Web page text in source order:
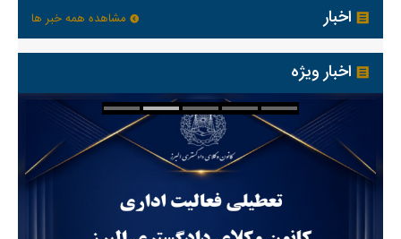
اخبار مشاهده همه خبر ها
اخبار ویژه